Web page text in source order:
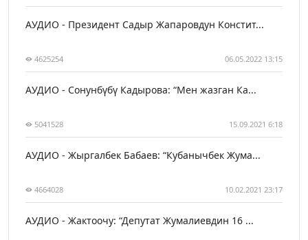
АУДИО - Президент Садыр Жапаровдун Констит...
4625254 06.05.2022 13:15
АУДИО - Сонунбүбү Кадырова: “Мен жазган Ка...
5041528 15.09.2021 6:18
АУДИО - Жыргалбек Бабаев: “Кубанычбек Жума...
4664028 10.02.2021 23:17
АУДИО - Жактоочу: “Депутат Жумалиевдин 16 ...